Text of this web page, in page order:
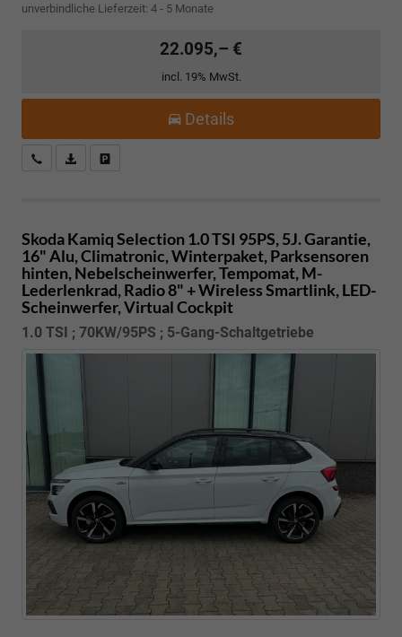
unverbindliche Lieferzeit: 4 - 5 Monate
22.095,– €
incl. 19% MwSt.
Details
Kostenloser Rückruf-Service
PDF-Datei, Fahrzeugexposé drucken
Skoda KamiqSelection 1.0 TSI 95PS, 5J. Garantie,
16" Alu, Climatronic, Winterpaket, Parksensoren
hinten, Nebelscheinwerfer, Tempomat, M-
Lederlenkrad, Radio 8" + Wireless Smartlink, LED-
Scheinwerfer, Virtual Cockpit
1.0 TSI ; 70KW/95PS ; 5-Gang-Schaltgetriebe